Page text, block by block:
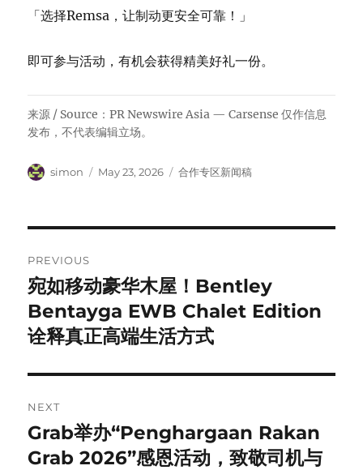
「选择Remsa，让制动更安全可靠！」
即可参与活动，有机会获得精美好礼一份。
来源 / Source：PR Newswire Asia — Carsense 仅作信息
发布，不代表编辑立场。
Author
simon
Posted
May 23, 2026 Categories
合作专区新闻稿
navigation
PREVIOUS
Previous
post:
宛如移动豪华木屋！Bentley
Bentayga EWB Chalet Edition
诠释真正高端生活方式
NEXT
Next
post:
Grab举办“Penghargaan Rakan
Grab 2026”感恩活动，致敬司机与